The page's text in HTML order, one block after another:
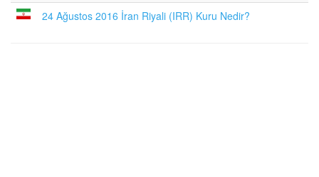
24 Ağustos 2016 İran Riyali (IRR) Kuru Nedir?